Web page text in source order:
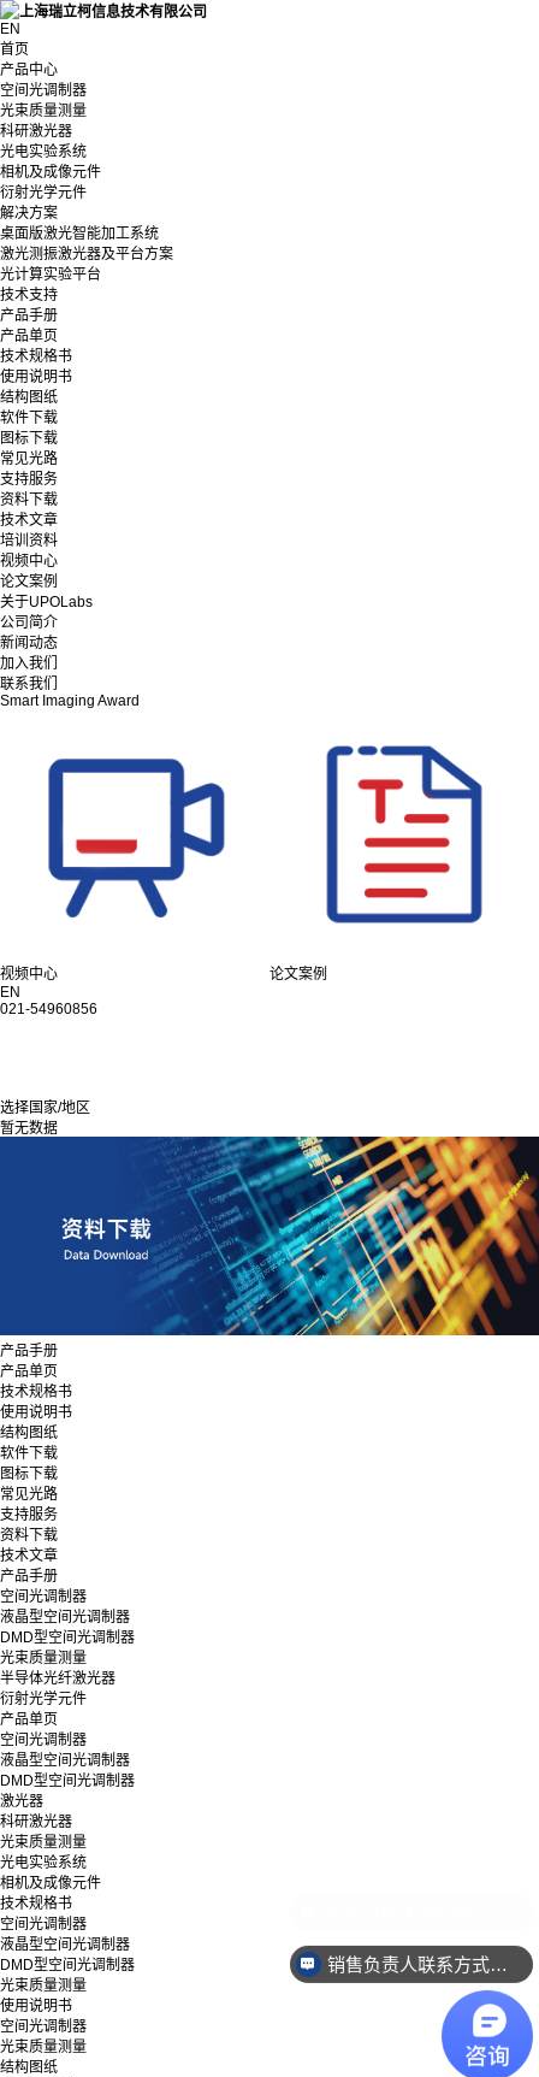
EN
首页
产品中心
空间光调制器
光束质量测量
科研激光器
光电实验系统
相机及成像元件
衍射光学元件
解决方案
桌面版激光智能加工系统
激光测振激光器及平台方案
光计算实验平台
技术支持
产品手册
产品单页
技术规格书
使用说明书
结构图纸
软件下载
图标下载
常见光路
支持服务
资料下载
技术文章
培训资料
视频中心
论文案例
关于UPOLabs
公司简介
新闻动态
加入我们
联系我们
Smart Imaging Award
视频中心
论文案例
EN
021-54960856
选择国家/地区
暂无数据
产品手册
产品单页
技术规格书
使用说明书
结构图纸
软件下载
图标下载
常见光路
支持服务
资料下载
技术文章
产品手册
空间光调制器
液晶型空间光调制器
DMD型空间光调制器
光束质量测量
半导体光纤激光器
衍射光学元件
产品单页
空间光调制器
液晶型空间光调制器
DMD型空间光调制器
激光器
科研激光器
光束质量测量
光电实验系统
相机及成像元件
技术规格书
空间光调制器
液晶型空间光调制器
DMD型空间光调制器
光束质量测量
使用说明书
空间光调制器
光束质量测量
结构图纸
销售负责人联系方式是多少？